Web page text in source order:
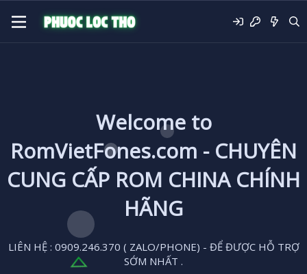
Welcome to
RomVietFones.com - CHUYÊN
CUNG CẤP ROM CHINA CHÍNH
HÃNG
LIÊN HỆ : 0909.246.370 ( ZALO/PHONE) - ĐỂ ĐƯỢC HỖ TRỢ
SỚM NHẤT .